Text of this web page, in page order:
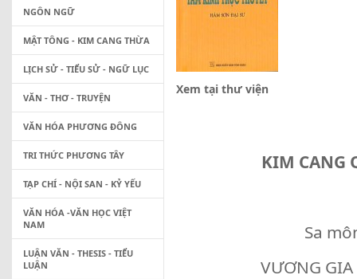
Xem tại thư viện
KIM CANG
Sa
VƯƠNG
NGÔN NGỮ
MẬT TÔNG - KIM CANG THỪA
LỊCH SỬ - TIỂU SỬ - NGỮ LỤC
VĂN - THƠ - TRUYỆN
VĂN HÓA PHƯƠNG ĐÔNG
TRI THỨC PHƯƠNG TÂY
TẠP CHÍ - NỘI SAN - KỶ YẾU
VĂN HÓA -VĂN HỌC VIỆT
NAM
LUẬN VĂN - THESIS - TIỂU
LUẬN